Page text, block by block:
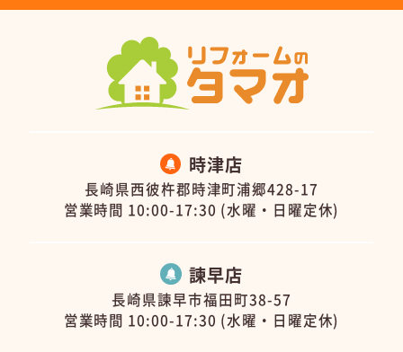
時津店
長崎県西彼杵郡時津町浦郷428-17
営業時間 10:00-17:30 (水曜・日曜定休)
諫早店
長崎県諫早市福田町38-57
営業時間 10:00-17:30 (水曜・日曜定休)